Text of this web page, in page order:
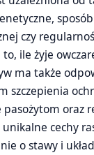
czy
ile żyje
ma także
szczepienia
pasożytom oraz
cechy
o stawy i